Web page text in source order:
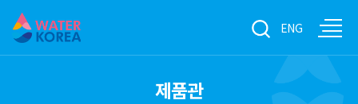
ENG
제품관